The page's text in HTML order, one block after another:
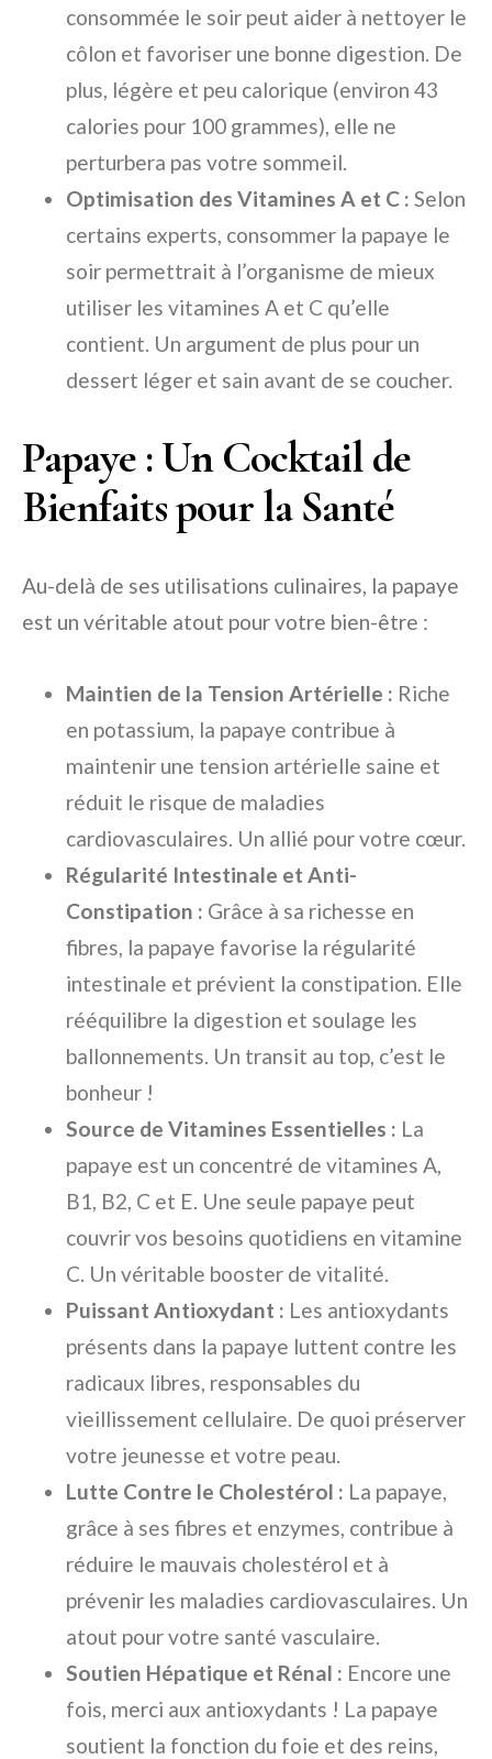
consommée le soir peut aider à nettoyer le
côlon et favoriser une bonne digestion. De
plus, légère et peu calorique (environ 43
calories pour 100 grammes), elle ne
perturbera pas votre sommeil.
Optimisation des Vitamines A et C : Selon
certains experts, consommer la papaye le
soir permettrait à l’organisme de mieux
utiliser les vitamines A et C qu’elle
contient. Un argument de plus pour un
dessert léger et sain avant de se coucher.
Papaye : Un Cocktail de
Bienfaits pour la Santé
Au-delà de ses utilisations culinaires, la papaye
est un véritable atout pour votre bien-être :
Maintien de la Tension Artérielle : Riche
en potassium, la papaye contribue à
maintenir une tension artérielle saine et
réduit le risque de maladies
cardiovasculaires. Un allié pour votre cœur.
Régularité Intestinale et Anti-
Constipation : Grâce à sa richesse en
fibres, la papaye favorise la régularité
intestinale et prévient la constipation. Elle
rééquilibre la digestion et soulage les
ballonnements. Un transit au top, c’est le
bonheur !
Source de Vitamines Essentielles : La
papaye est un concentré de vitamines A,
B1, B2, C et E. Une seule papaye peut
couvrir vos besoins quotidiens en vitamine
C. Un véritable booster de vitalité.
Puissant Antioxydant : Les antioxydants
présents dans la papaye luttent contre les
radicaux libres, responsables du
vieillissement cellulaire. De quoi préserver
votre jeunesse et votre peau.
Lutte Contre le Cholestérol : La papaye,
grâce à ses fibres et enzymes, contribue à
réduire le mauvais cholestérol et à
prévenir les maladies cardiovasculaires. Un
atout pour votre santé vasculaire.
Soutien Hépatique et Rénal : Encore une
fois, merci aux antioxydants ! La papaye
soutient la fonction du foie et des reins,